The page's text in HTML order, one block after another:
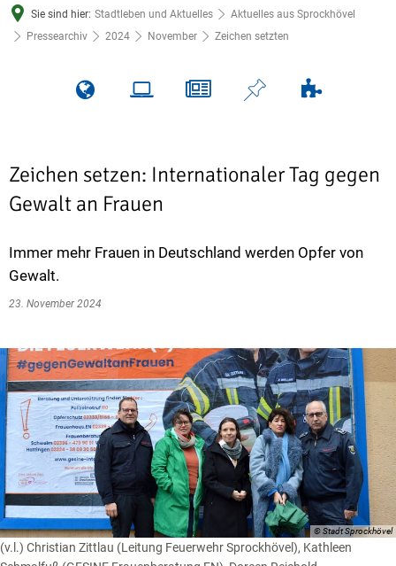
Sie sind hier: Stadtleben und Aktuelles
Aktuelles aus Sprockhövel
Pressearchiv
2024 November Zeichen setzten
Zeichen setzen: Internationaler Tag gegen
Gewalt an Frauen
Immer mehr Frauen in Deutschland werden Opfer von
Gewalt.
23. November 2024
© Stadt Sprockhövel
(v.l.) Christian Zittlau (Leitung Feuerwehr Sprockhövel), Kathleen